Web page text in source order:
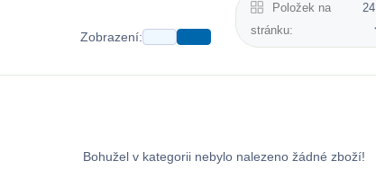
Zobrazení:
Položek na
stránku:
24
Bohužel v kategorii nebylo nalezeno žádné zboží!